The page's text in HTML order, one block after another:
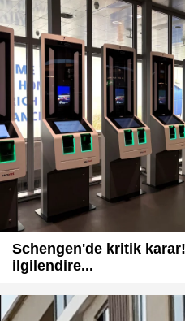
Schengen'de kritik
ilgilendire...